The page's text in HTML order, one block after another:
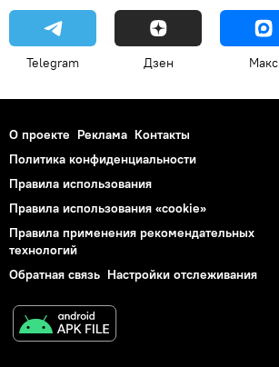
Telegram Дзен Макс
О проекте Реклама Контакты
Политика конфиденциальности
Правила использования
Правила использования «cookie»
Правила применения рекомендательных
технологий
Обратная связь Настройки отслеживания